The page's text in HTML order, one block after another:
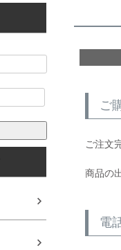
ご
ご注文
商品の
電